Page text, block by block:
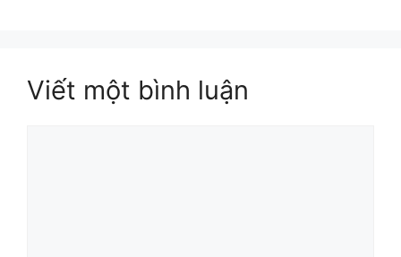
Viết một bình luận